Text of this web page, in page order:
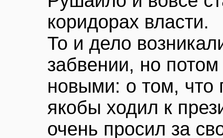
коридорах власти.
То и дело
забвении, но
новыми: о том, что
якобы ходил к
очень просил за